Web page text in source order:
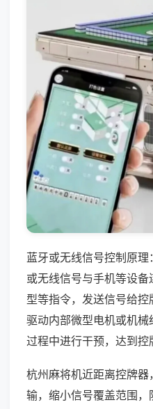
蓝牙或无线信号控制原
或无线信号与手机等设
型等指令，发送信号给
驱动内部微型电机或机
过程中进行干预，达到控
杭州麻将机近距离控牌
输，缩小信号覆盖范围